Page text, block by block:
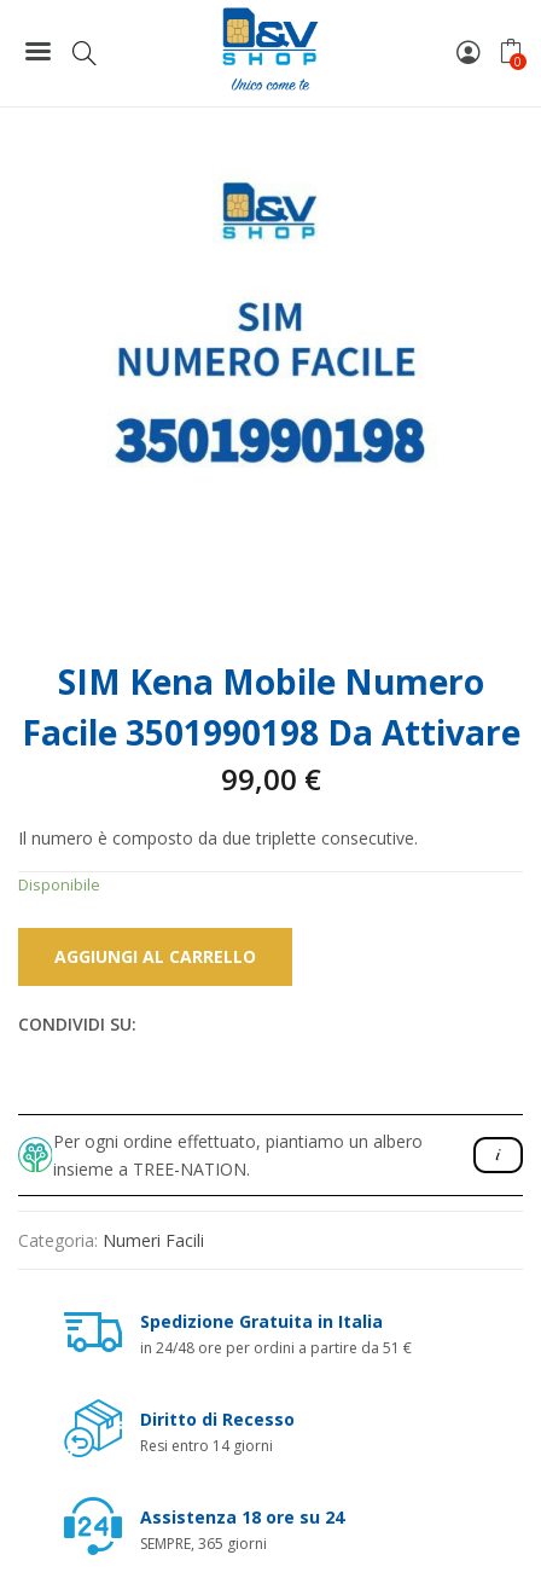
0
SIM Kena Mobile Numero Facile 3501990198 Da Attivare
SIM Kena Mobile Numero
Facile 3501990198 Da Attivare
99,00 €
Il numero è composto da due triplette consecutive.
Disponibile
AGGIUNGI AL CARRELLO
CONDIVIDI SU:
Per ogni ordine effettuato, piantiamo un albero
insieme a TREE-NATION.
Categoria: Numeri Facili
Spedizione Gratuita in Italia
in 24/48 ore per ordini a partire da 51 €
Diritto di Recesso
Resi entro 14 giorni
Assistenza 18 ore su 24
SEMPRE, 365 giorni